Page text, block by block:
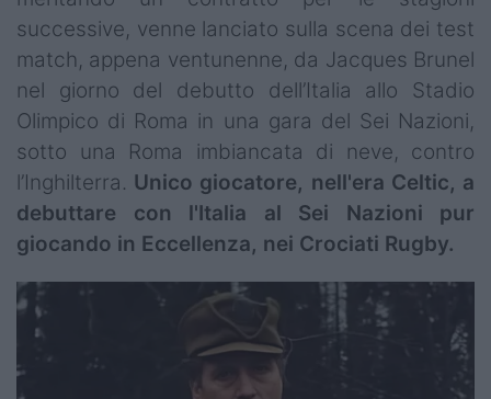
successive, venne lanciato sulla scena dei test
match, appena ventunenne, da Jacques Brunel
nel giorno del debutto dell’Italia allo Stadio
Olimpico di Roma in una gara del Sei Nazioni,
sotto una Roma imbiancata di neve, contro
l’Inghilterra. Unico giocatore, nell'era Celtic, a
debuttare con l'Italia al Sei Nazioni pur
giocando in Eccellenza, nei Crociati Rugby.